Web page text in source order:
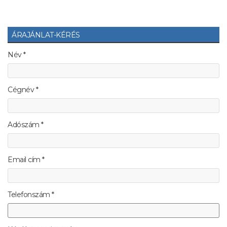
ÁRAJÁNLAT-KÉRÉS
Név *
Cégnév *
Adószám *
Email cím *
Telefonszám *